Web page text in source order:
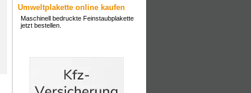
Umweltplakette online kaufen
Maschinell bedruckte Feinstaubplakette
jetzt bestellen.